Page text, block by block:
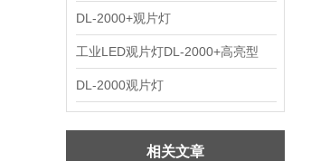
DL-2000+观片灯
工业LED观片灯DL-2000+高亮型
DL-2000观片灯
相关文章